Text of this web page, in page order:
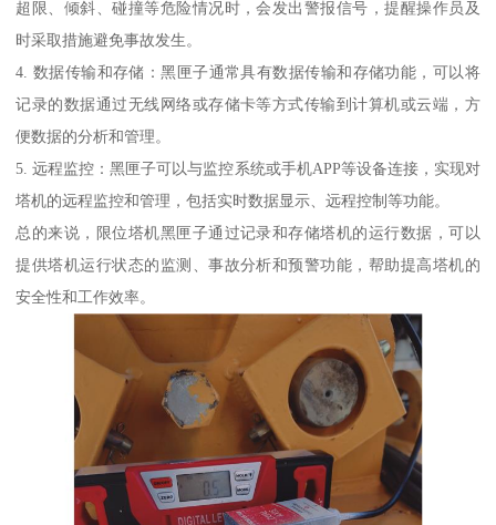
超限、倾斜、碰撞等危险情况时，会发出警报信号，提醒操作员及
时采取措施避免事故发生。
4. 数据传输和存储：黑匣子通常具有数据传输和存储功能，可以将
记录的数据通过无线网络或存储卡等方式传输到计算机或云端，方
便数据的分析和管理。
5. 远程监控：黑匣子可以与监控系统或手机APP等设备连接，实现对
塔机的远程监控和管理，包括实时数据显示、远程控制等功能。
总的来说，限位塔机黑匣子通过记录和存储塔机的运行数据，可以
提供塔机运行状态的监测、事故分析和预警功能，帮助提高塔机的
安全性和工作效率。